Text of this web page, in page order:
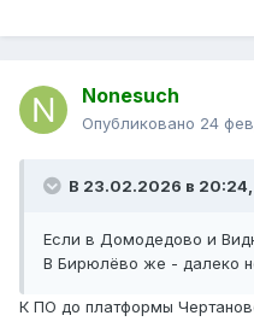
Nonesuch
Опубликовано 24
В 23.02.2026 в 20:24,
Если в Домодедово и
В Бирюлёво же - далеко
К ПО до платформы